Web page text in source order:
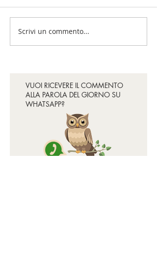
Per favore, fermatevi!
Scrivi un commento...
VUOI RICEVERE IL COMMENTO
ALLA PAROLA DEL GIORNO SU
WHATSAPP?